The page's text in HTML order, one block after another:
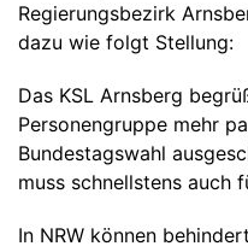
Regierungsbezirk
dazu wie folgt Stellung:
Das KSL Arnsberg
Personengruppe mehr
Bundestagswahl
muss schnellstens auch
In NRW können